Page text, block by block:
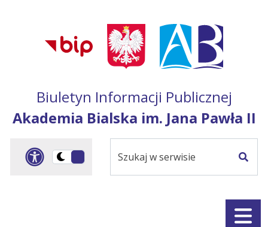
Przejdź do
głównego menu
Przejdź do treści
Przejdź do mapy
serwisu
Biuletyn Informacji Publicznej
Akademia Bialska im. Jana Pawła II
Panel dostosowania
Przełącz
serwisie
Menu